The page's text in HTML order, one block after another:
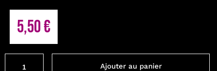
5,50€
Ajouter au panier